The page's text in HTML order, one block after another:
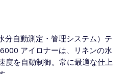
自動測定・管理システム）テ
アイロナーは、リネンの水
度を自動制御。常に最適な仕上